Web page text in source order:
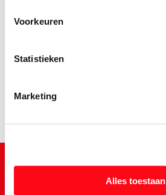
Voorkeuren
Statistieken
Marketing
Alles toestaan
2.49